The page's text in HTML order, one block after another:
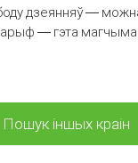
дзеянняў —
— гэта
Пошук іншых краін